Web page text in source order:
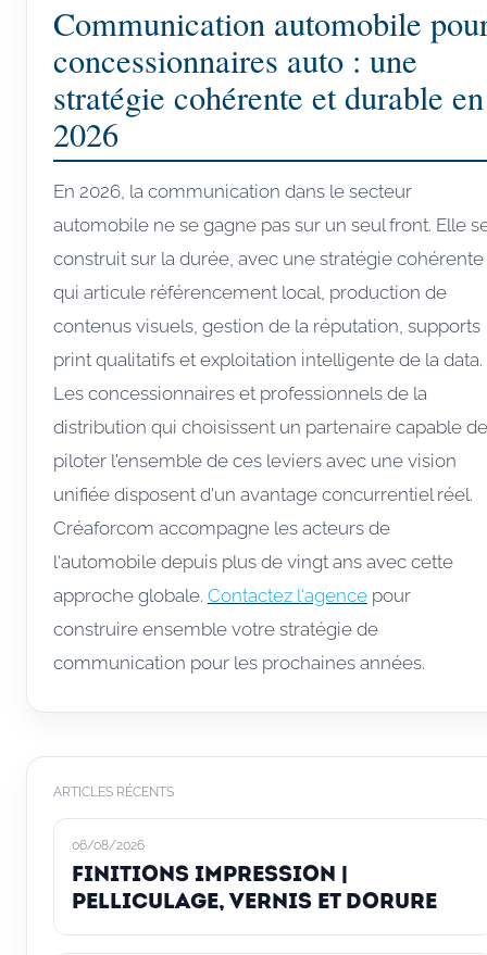
Communication automobile
concessionnaires auto : une
stratégie cohérente et durable en
2026
En 2026, la communication dans le secteur
automobile ne se gagne pas sur un seul front. Elle
construit sur la durée, avec une stratégie cohérente
qui articule référencement local, production de
contenus visuels, gestion de la réputation, supports
print qualitatifs et exploitation intelligente de la data.
Les concessionnaires et professionnels de la
distribution qui choisissent un partenaire capable de
piloter l'ensemble de ces leviers avec une vision
unifiée disposent d'un avantage concurrentiel réel.
Créaforcom accompagne les acteurs de
l'automobile depuis plus de vingt ans avec cette
approche globale. Contactez l'agence pour
construire ensemble votre stratégie de
communication pour les prochaines années.
ARTICLES RÉCENTS
06/08/2026
Finitions impression |
pelliculage, vernis et dorure